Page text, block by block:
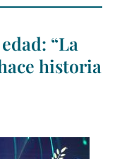
“La
historia